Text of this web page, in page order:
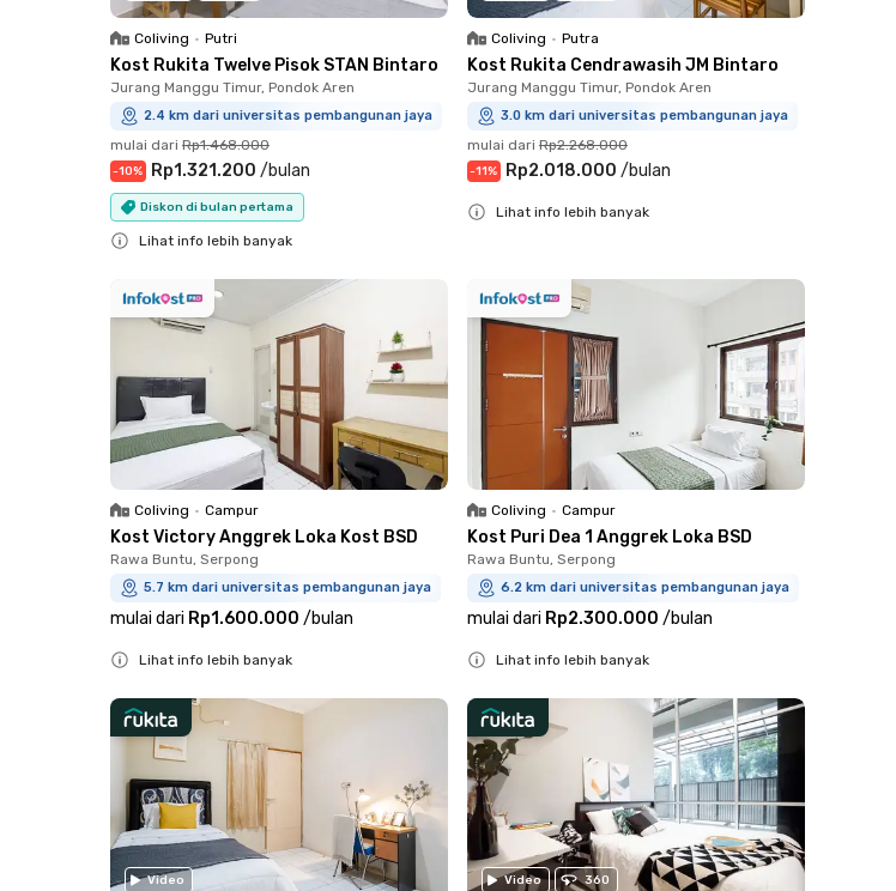
Coliving • Putri
Kost Rukita Twelve Pisok STAN Bintaro
Jurang Manggu Timur, Pondok Aren
2.4 km dari universitas pembangunan jaya
mulai dari Rp1.468.000
-10% Rp1.321.200 /bulan
Diskon di bulan pertama
Lihat info lebih banyak
Coliving • Putra
Kost Rukita Cendrawasih JM Bintaro
Jurang Manggu Timur, Pondok Aren
3.0 km dari universitas pembangunan jaya
mulai dari Rp2.268.000
-11% Rp2.018.000 /bulan
Lihat info lebih banyak
Coliving • Campur
Kost Victory Anggrek Loka Kost BSD
Rawa Buntu, Serpong
5.7 km dari universitas pembangunan jaya
mulai dari Rp1.600.000 /bulan
Lihat info lebih banyak
Coliving • Campur
Kost Puri Dea 1 Anggrek Loka BSD
Rawa Buntu, Serpong
6.2 km dari universitas pembangunan jaya
mulai dari Rp2.300.000 /bulan
Lihat info lebih banyak
Video Video 360